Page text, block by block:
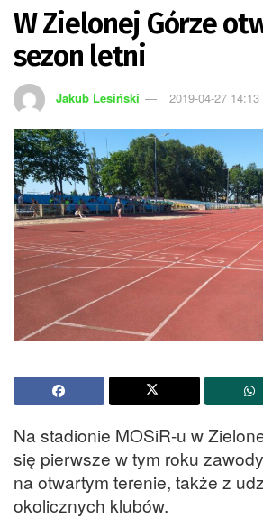
W Zielonej Górze
sezon letni
Jakub Lesiński 2019-04-27 14:13
Na stadionie MOSiR-u w
się pierwsze w tym roku
na otwartym terenie, także z
okolicznych klubów.